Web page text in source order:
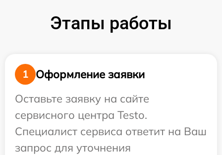
Этапы работы
1
Оформление заявки
Оставьте заявку на сайте
сервисного центра Testo.
Специалист сервиса ответит на Ваш
запрос для уточнения